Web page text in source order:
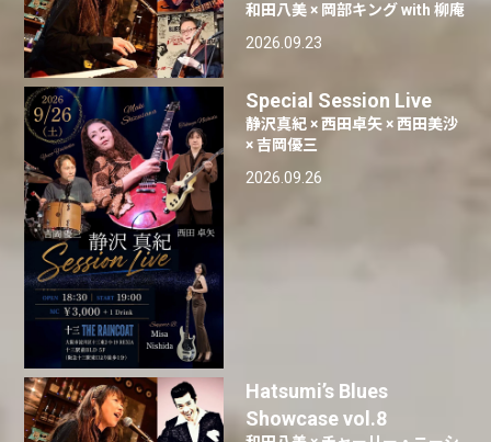
和田八美 × 岡部キング with 柳庵
2026.09.23
Special Session Live
静沢真紀 × 西田卓矢 × 西田美沙
× 吉岡優三
2026.09.26
Hatsumi’s Blues
Showcase vol.8